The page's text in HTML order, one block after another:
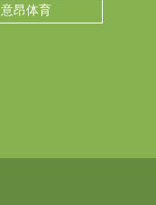
意昂体育